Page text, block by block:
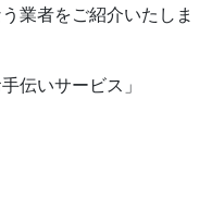
業者をご紹介いたしま